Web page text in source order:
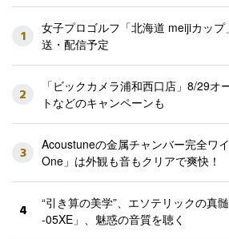
1
女子プロゴルフ「北海道 meijiカッ
送・配信予定
2
「ビックカメラ浦和西口店」8/29
トなどのキャンペーンも
3
Acoustuneの金属チャンバー完全ワ
One」は外観も音もクリアで爽快！
4
“引き算の美学”、エソテリックの真
-05XE」、魅惑の音質を聴く